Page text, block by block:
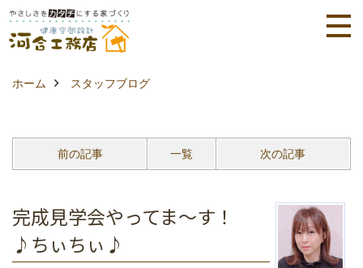
ホーム スタッフブログ
前の記事 一覧 次の記事
完成見学会やってま～す！
♪ちぃちぃ♪